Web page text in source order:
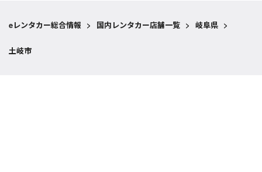
eレンタカー総合情報 > 国内レンタカー店舗一覧 > 岐阜県 >
土岐市